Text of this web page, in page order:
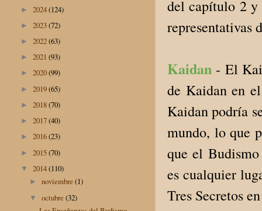
del capítulo 2 y
representativas
Kaidan - El
de Kaidan en
Kaidan podría
mundo, lo que
que el
es cualquier
Tres Secretos
► 2024(124)
► 2023(72)
► 2022(63)
► 2021 (93)
► 2020(99)
► 2019(65)
► 2018(70)
► 2017(40)
► 2016(23)
► 2015(70)
▼ 2014(110)
►noviembre(1)
▼octubre(32)